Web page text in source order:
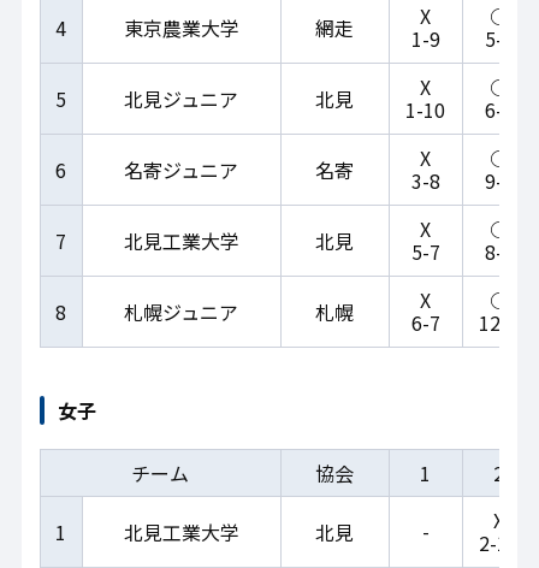
4 東京農業大学 網走 X
1-9
○
5-4
5 北見ジュニア 北見 X
1-10
○
6-4
6 名寄ジュニア 名寄 X
3-8
○
9-1
7 北見工業大学 北見 X
5-7
○
8-2
8 札幌ジュニア 札幌 X
6-7
○
12-4
女子
チーム 協会 1 2
1 北見工業大学 北見 - X
2-10